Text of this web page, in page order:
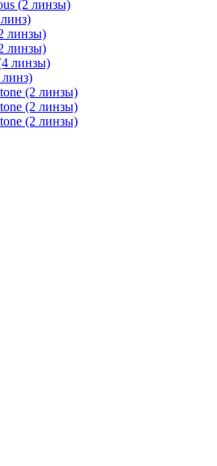
(2 линзы)
линзы)
линзы)
линзы)
(2 линзы)
(2 линзы)
(2 линзы)